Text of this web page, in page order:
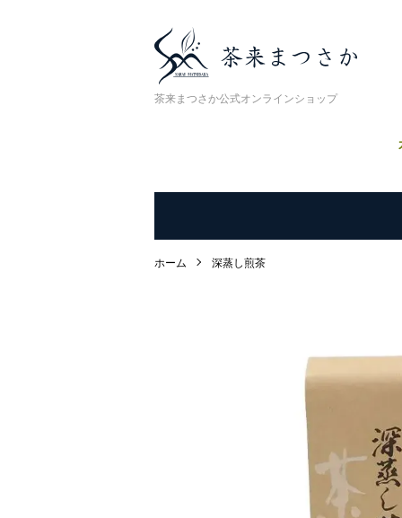
茶来まつさか公式オンラインショップ
ホーム 深蒸し煎茶